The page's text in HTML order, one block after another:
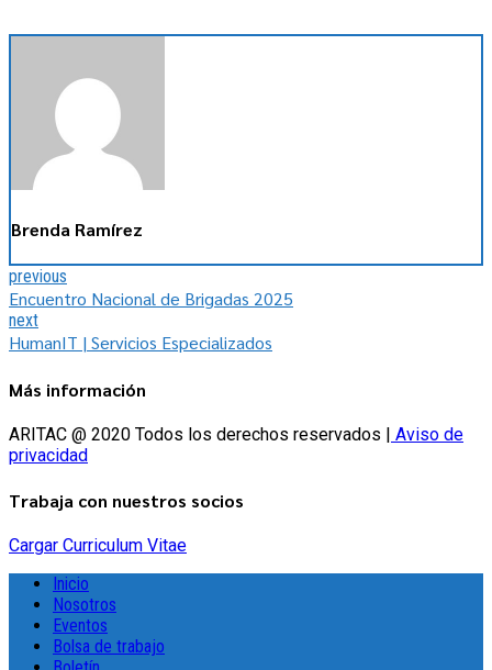
Brenda Ramírez
previous
Encuentro Nacional de Brigadas 2025
next
HumanIT | Servicios Especializados
Más información
ARITAC @ 2020 Todos los derechos reservados | Aviso de
privacidad
Trabaja con nuestros socios
Cargar Curriculum Vitae
Inicio
Nosotros
Eventos
Bolsa de trabajo